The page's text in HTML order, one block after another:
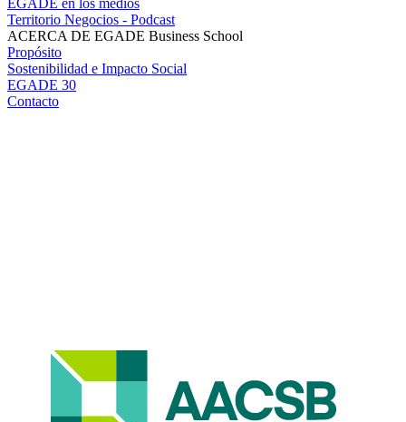
EGADE en los medios
Territorio Negocios - Podcast
ACERCA DE EGADE Business School
Propósito
Sostenibilidad e Impacto Social
EGADE 30
Contacto